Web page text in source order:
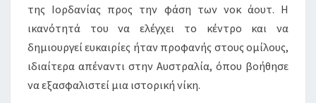
της Ιορδανίας προς την φάση των νοκ άουτ. Η
ικανότητά του να ελέγχει το κέντρο και να
δημιουργεί ευκαιρίες ήταν προφανής στους ομίλους,
ιδιαίτερα απέναντι στην Αυστραλία, όπου βοήθησε
να εξασφαλιστεί μια ιστορική νίκη.